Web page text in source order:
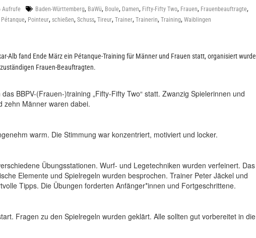
Aufrufe Baden-Württemberg, BaWü, Boule, Damen, Fifty-Fifty Two, Frauen, Frauenbeauftragte,
Pétanque, Pointeur, schießen, Schuss, Tireur, Trainer, Trainerin, Training, Waiblingen
Alb fand Ende März ein Pétanque-Training für Männer und Frauen statt, organisiert wurde
Frauen-Beauftragten.
BBPV-(Frauen-)training „Fifty-Fifty Two“ statt. Zwanzig Spielerinnen und
zehn Männer waren dabei.
warm. Die Stimmung war konzentriert, motiviert und locker.
Übungsstationen. Wurf- und Legetechniken wurden verfeinert. Das
Elemente und Spielregeln wurden besprochen. Trainer Peter Jäckel und
Tipps. Die Übungen forderten Anfänger*innen und Fortgeschrittene.
Fragen zu den Spielregeln wurden geklärt. Alle sollten gut vorbereitet in die